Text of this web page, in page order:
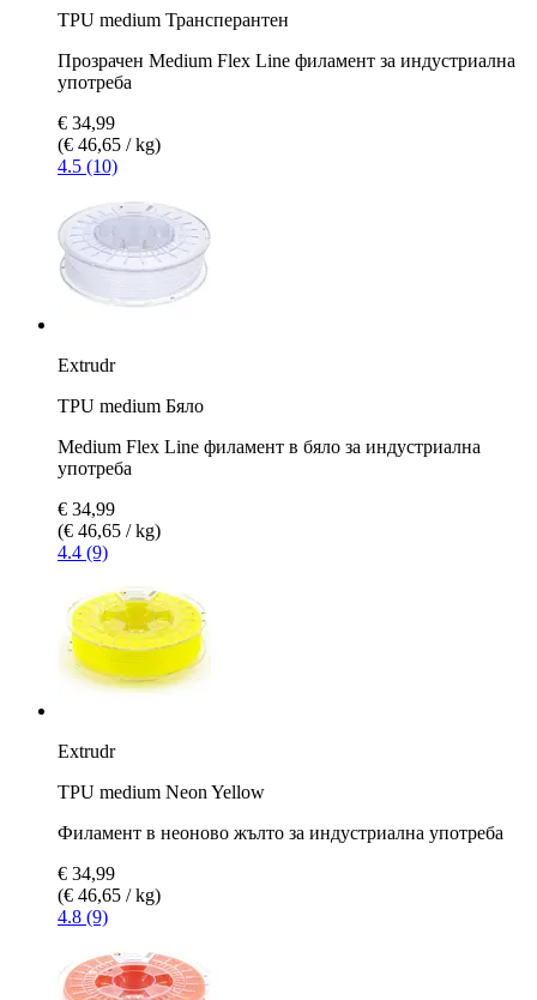
TPU medium Трансперантен
Прозрачен Medium Flex Line филамент за индустриална
употреба
€ 34,99
(€ 46,65 / kg)
4.5 (10)
Extrudr
TPU medium Бяло
Medium Flex Line филамент в бяло за индустриална
употреба
€ 34,99
(€ 46,65 / kg)
4.4 (9)
Extrudr
TPU medium Neon Yellow
Филамент в неоново жълто за индустриална употреба
€ 34,99
(€ 46,65 / kg)
4.8 (9)